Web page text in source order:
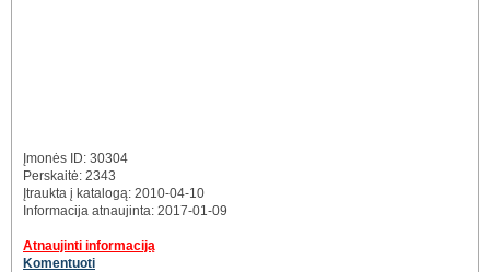
Įmonės ID: 30304
Perskaitė: 2343
Įtraukta į katalogą: 2010-04-10
Informacija atnaujinta: 2017-01-09
Atnaujinti informaciją
Komentuoti